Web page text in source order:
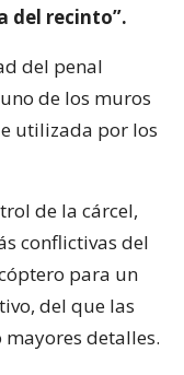
del recinto”.
del penal
de los muros
utilizada por los
de la cárcel,
conflictivas del
para un
del que las
detalles.